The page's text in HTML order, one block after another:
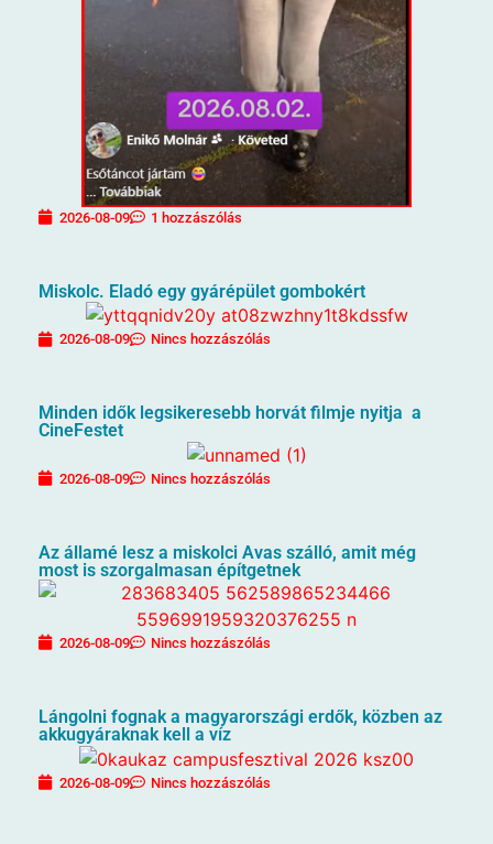
2026-08-09 1 hozzászólás
Miskolc. Eladó egy gyárépület gombokért
2026-08-09 Nincs hozzászólás
Minden idők legsikeresebb horvát filmje nyitja a
CineFestet
2026-08-09 Nincs hozzászólás
Az államé lesz a miskolci Avas szálló, amit még
most is szorgalmasan építgetnek
2026-08-09 Nincs hozzászólás
Lángolni fognak a magyarországi erdők, közben az
akkugyáraknak kell a víz
2026-08-09 Nincs hozzászólás